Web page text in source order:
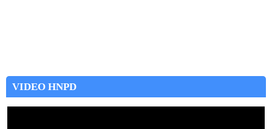
VIDEO HNPD